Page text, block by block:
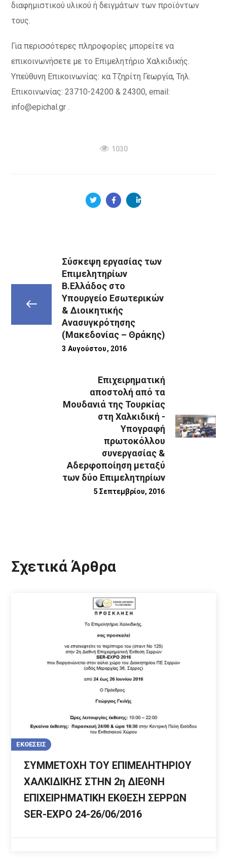
διαφημιστικού υλικού ή δειγμάτων των προϊόντων
τους.
Για περισσότερες πληροφορίες μπορείτε να
επικοινωνήσετε με το Επιμελητήριο Χαλκιδικής.
Υπεύθυνη Επικοινωνίας: κα Τζηρίτη Γεωργία, Τηλ.
Επικοινωνίας: 23710-24200 & 24300, email:
info@epichal.gr .
1030
Σύσκεψη εργασίας των
Επιμελητηρίων
Β.Ελλάδος στο
Υπουργείο Εσωτερικών
& Διοικητικής
Ανασυγκρότησης
(Μακεδονίας – Θράκης)
3 Αυγούστου, 2016
Επιχειρηματική
αποστολή από τα
Μουδανιά της Τουρκίας
στη Χαλκιδική -
Υπογραφή
πρωτοκόλλου
συνεργασίας &
Αδερφοποίηση μεταξύ
των δύο Επιμελητηρίων
5 Σεπτεμβρίου, 2016
Σχετικά Άρθρα
ΕΚΘΕΣΕΙΣ
ΣΥΜΜΕΤΟΧΗ ΤΟΥ ΕΠΙΜΕΛΗΤΗΡΙΟΥ
ΧΑΛΚΙΔΙΚΗΣ ΣΤΗΝ 2η ΔΙΕΘΝΗ
ΕΠΙΧΕΙΡΗΜΑΤΙΚΗ ΕΚΘΕΣΗ ΣΕΡΡΩΝ
SER-EXPO 24-26/06/2016